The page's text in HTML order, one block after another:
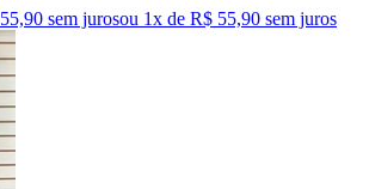
sem jurosou 1x de R$ 55,90 sem juros